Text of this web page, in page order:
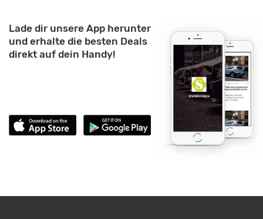
Lade dir unsere App herunter
und erhalte die besten Deals
direkt auf dein Handy!